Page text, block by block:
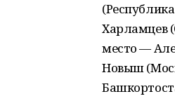
Харламцев
место —
Новыш